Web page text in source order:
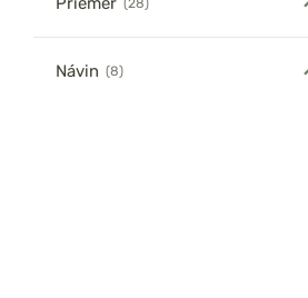
Návin (8)